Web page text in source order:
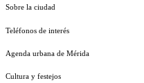
Sobre la ciudad
Teléfonos de interés
Agenda urbana de Mérida
Cultura y festejos